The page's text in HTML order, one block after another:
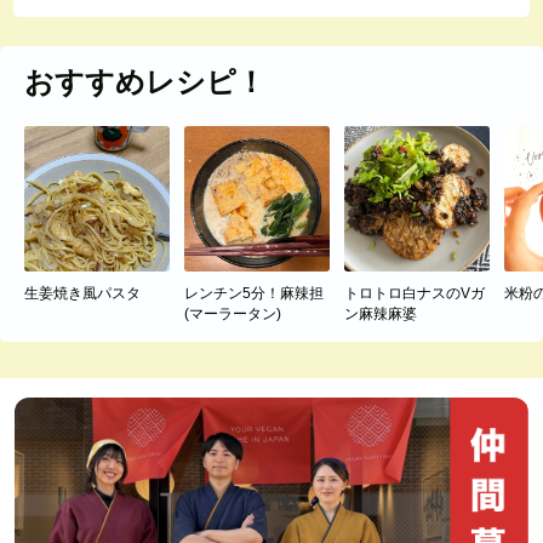
おすすめレシピ！
生姜焼き風パスタ
レンチン5分！麻辣担
(マーラータン)
トロトロ白ナスのVガ
ン麻辣麻婆
米粉